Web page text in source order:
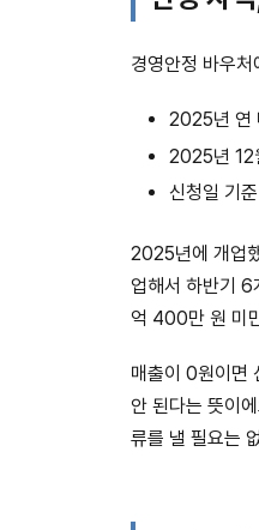
경영안정 바우
2025년 연
2025년 12
신청일 기
2025년에 개업
업해서 하반기 6
억 400만 원 미
매출이 0원이면
안 된다는 뜻이
류를 낼 필요는